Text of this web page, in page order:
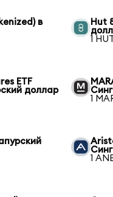
в
Hut
1
ETF
доллар
1
1